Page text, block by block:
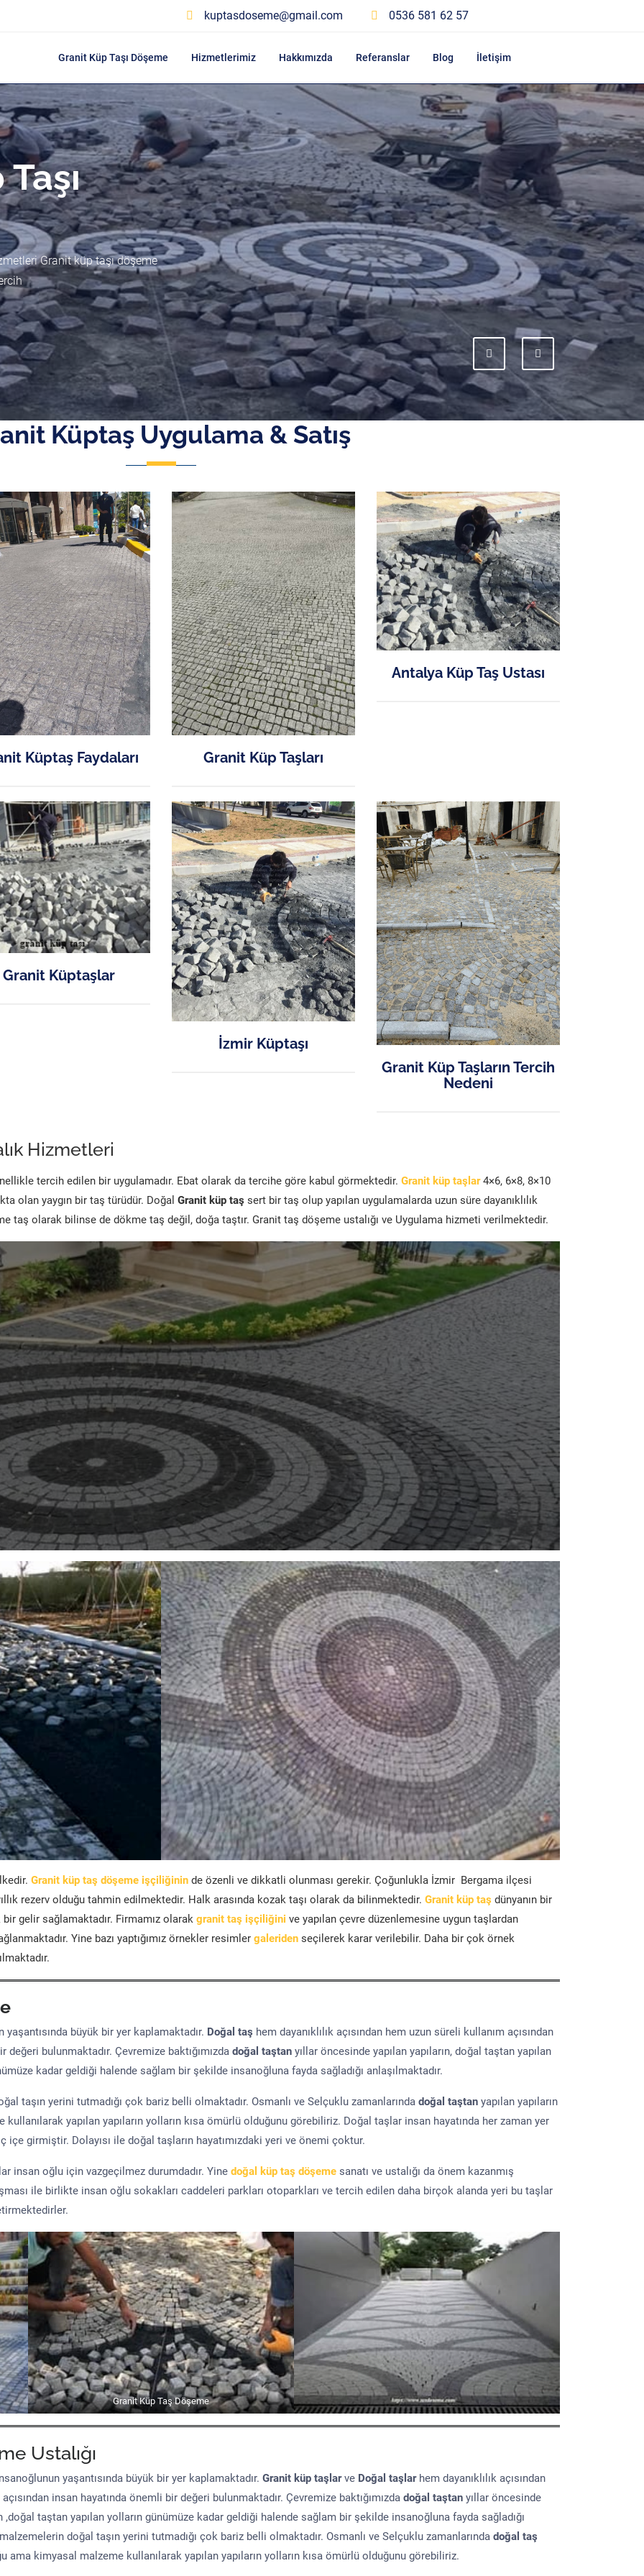
kuptasdoseme@gmail.com 0536 581 62 57
Granit Küp Taşı Döşeme Hizmetlerimiz Hakkımızda Referanslar Blog İletişim
Granit küp taşı döşeme
Previous Next
Küptaş Uygulama & Satış
Küptaş Faydaları Granit Küp Taşları
Antalya Küp Taş Ustası
Granit Küptaşlar
İzmir Küptaşı
Granit Küp Taşların Tercih
Nedeni
Hizmetleri
tercih edilen bir uygulamadır. Ebat olarak da tercihe göre kabul görmektedir. Granit küp taşlar 4×6, 6×8, 8×10
olan yaygın bir taş türüdür. Doğal Granit küp taş sert bir taş olup yapılan uygulamalarda uzun süre dayanıklılık
taş olarak bilinse de dökme taş değil, doğa taştır. Granit taş döşeme ustalığı ve Uygulama hizmeti verilmektedir.
Granit küp taş döşeme işçiliğinin de özenli ve dikkatli olunması gerekir. Çoğunlukla İzmir Bergama ilçesi
rezerv olduğu tahmin edilmektedir. Halk arasında kozak taşı olarak da bilinmektedir. Granit küp taş dünyanın bir
gelir sağlamaktadır. Firmamız olarak granit taş işçiliğini ve yapılan çevre düzenlemesine uygun taşlardan
Yine bazı yaptığımız örnekler resimler galeriden seçilerek karar verilebilir. Daha bir çok örnek
büyük bir yer kaplamaktadır. Doğal taş hem dayanıklılık açısından hem uzun süreli kullanım açısından
değeri bulunmaktadır. Çevremize baktığımızda doğal taştan yıllar öncesinde yapılan yapıların, doğal taştan yapılan
kadar geldiği halende sağlam bir şekilde insanoğluna fayda sağladığı anlaşılmaktadır.
taşın yerini tutmadığı çok bariz belli olmaktadır. Osmanlı ve Selçuklu zamanlarında doğal taştan yapılan yapıların
yapılan yapıların yolların kısa ömürlü olduğunu görebiliriz. Doğal taşlar insan hayatında her zaman yer
girmiştir. Dolayısı ile doğal taşların hayatımızdaki yeri ve önemi çoktur.
insan oğlu için vazgeçilmez durumdadır. Yine doğal küp taş döşeme sanatı ve ustalığı da önem kazanmış
ile birlikte insan oğlu sokakları caddeleri parkları otoparkları ve tercih edilen daha birçok alanda yeri bu taşlar
Granit Küp Taş Döşeme
Ustalığı
yaşantısında büyük bir yer kaplamaktadır. Granit küp taşlarve Doğal taşlar hem dayanıklılık açısından
insan hayatında önemli bir değeri bulunmaktadır. Çevremize baktığımızda doğal taştan yıllar öncesinde
,doğal taştan yapılan yolların günümüze kadar geldiği halende sağlam bir şekilde insanoğluna fayda sağladığı
doğal taşın yerini tutmadığı çok bariz belli olmaktadır. Osmanlı ve Selçuklu zamanlarında doğal taş
ama kimyasal malzeme kullanılarak yapılan yapıların yolların kısa ömürlü olduğunu görebiliriz.